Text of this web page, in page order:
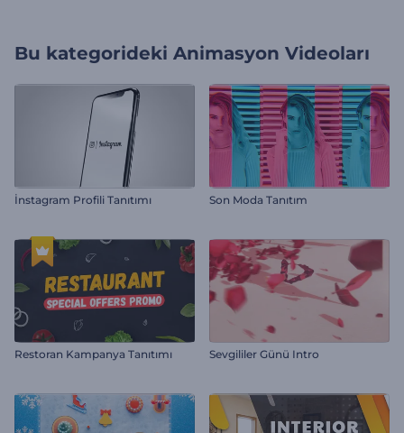
Bu kategorideki Animasyon Videoları
İnstagram Profili Tanıtımı Son Moda Tanıtım
Restoran Kampanya Tanıtımı Sevgililer Günü Intro